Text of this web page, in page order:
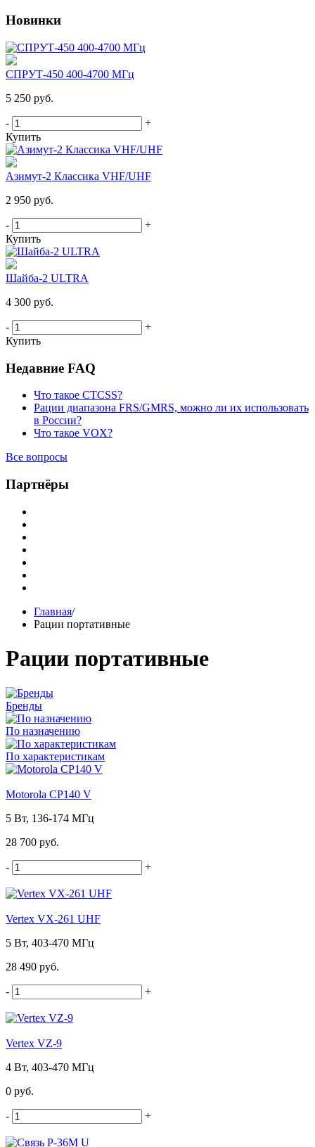
Новинки
СПРУТ-450 400-4700 МГц
5 250 руб.
-
+
Купить
Азимут-2 Классика VHF/UHF
2 950 руб.
-
+
Купить
Шайба-2 ULTRA
4 300 руб.
-
+
Купить
Недавние FAQ
Что такое CTCSS?
Рации диапазона FRS/GMRS, можно ли их использовать
в России?
Что такое VOX?
Все вопросы
Партнёры
Главная/
Рации портативные
Рации портативные
Бренды
По назначению
По характеристикам
Motorola CP140 V
5 Вт, 136-174 МГц
28 700 руб.
- +
Vertex VX-261 UHF
5 Вт, 403-470 МГц
28 490 руб.
- +
Vertex VZ-9
4 Вт, 403-470 МГц
0 руб.
- +